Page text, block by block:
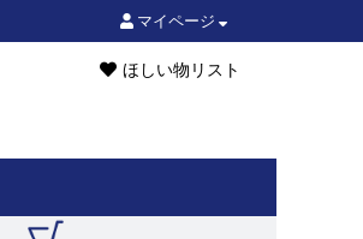
マイページ
ほしい物リスト